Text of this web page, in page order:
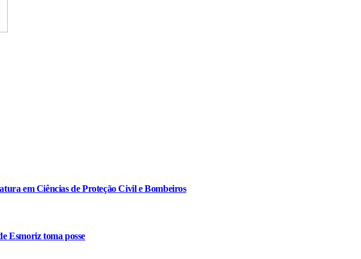
em Ciências de Proteção Civil e Bombeiros
Esmoriz toma posse